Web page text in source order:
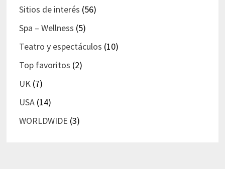
Sitios de interés (56)
Spa – Wellness (5)
Teatro y espectáculos (10)
Top favoritos (2)
UK(7)
USA(14)
WORLDWIDE (3)